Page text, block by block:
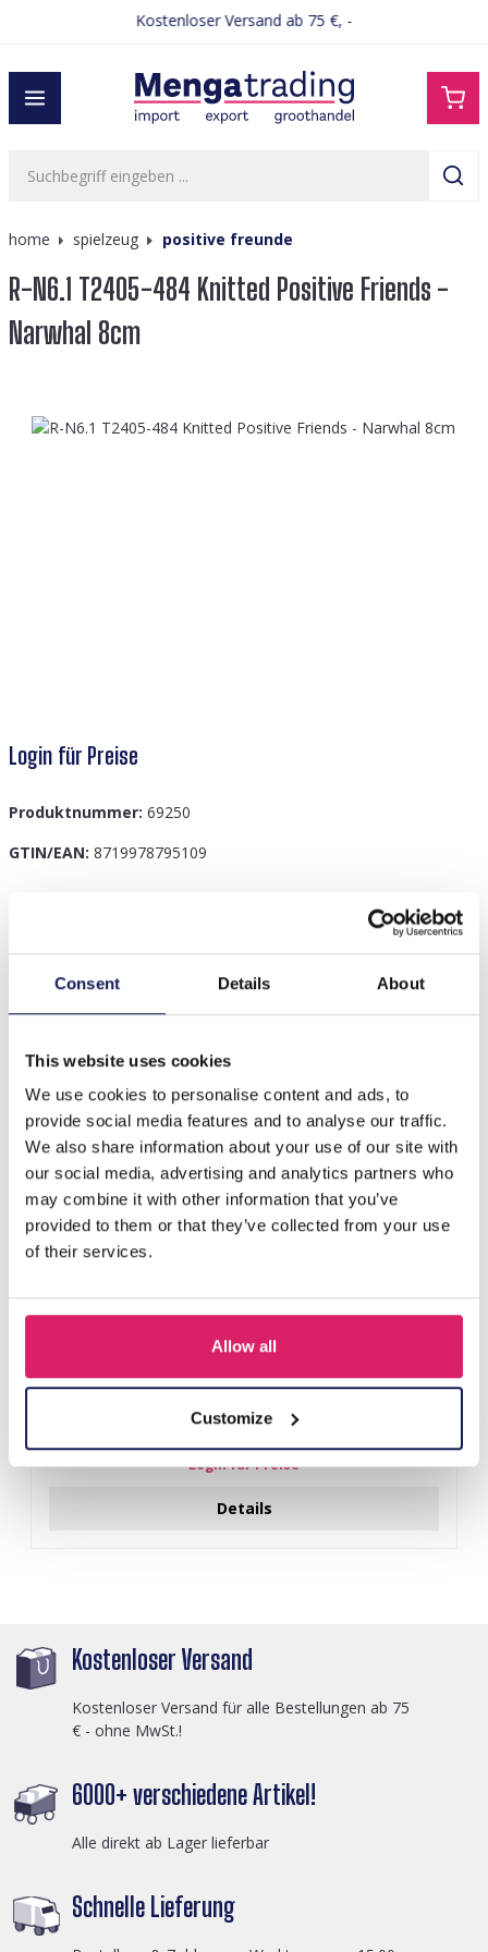
Consent Details About
This website uses cookies
We use cookies to personalise content and ads, to
provide social media features and to analyse our traffic.
We also share information about your use of our site with
our social media, advertising and analytics partners who
may combine it with other information that you’ve
provided to them or that they’ve collected from your use
of their services.
Allow all
Customize
Kostenloser Versand ab 75 €, -
home spielzeug positive freunde
R-N6.1 T2405-484 Knitted Positive Friends -
Narwhal 8cm
Bildergalerie überspringen
Login für Preise
Produktnummer: 69250
GTIN/EAN: 8719978795109
Wir stellen vor: R-N6.1 T2405-484 gestrickte positive
Andere kauften auch
Q-D7.2 T2405-016 Knitted Positive Chicken 8.5cm
Login für Preise
Details
Kostenloser Versand
Kostenloser Versand für alle Bestellungen ab 75
€ - ohne MwSt.!
6000+ verschiedene Artikel!
Alle direkt ab Lager lieferbar
Schnelle Lieferung